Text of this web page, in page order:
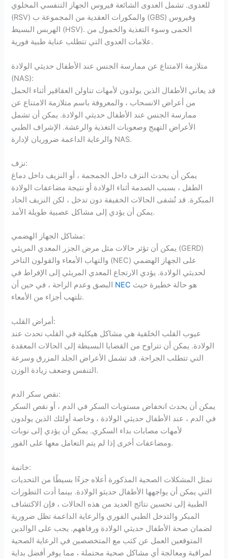
للعدوى. تشمل العدوى الشائعة فيروس الجهاز التنفسي المخلوي
(RSV) والمكورات العقدية من المجموعة ب (GBS) وفيروس
الهربس البسيط (HSV). الحمى وسوء التغذية والخمول من
علامات العدوى التي تتطلب عناية طبية فورية.
متلازمة الامتناع عن ممارسة الجنس عند الأطفال حديثي الولادة
(NAS):
قد يعاني الأطفال الذين يولدون لأمهات تناولن العقاقير أثناء الحمل
من أعراض الانسحاب ، والمعروفة باسم متلازمة الامتناع عن
ممارسة الجنس عند الأطفال حديثي الولادة. يمكن أن تشمل
الأعراض التهيج وصعوبات التغذية والرعشة. الإشراف الطبي
والرعاية الداعمة ضروريان لإدارة NAS.
نزف:
يمكن أن يحدث النزف داخل الجمجمة ، أو النزيف داخل دماغ
الطفل ، بسبب الصدمة أثناء الولادة أو نتيجة مضاعفات الولادة
المبكرة. قد تُشفى الحالات الخفيفة دون تدخل ، لكن النزيف الحاد
يمكن أن يؤدي إلى مشاكل عصبية طويلة الأمد.
مشاكل الجهاز الهضمي:
يمكن أن تؤثر حالات مثل مرض الجزر المعدي المريئي (GERD)
والتهاب الأمعاء والقولون الناخر (NEC) على الجهاز الهضمي
لحديثي الولادة. يؤدي الارتجاع المعدي المريئي إلى الإفراط في
NEC هو حالة خطيرة حيث
تلتهب أجزاء من الأمعاء.
أمراض القلب:
عيوب القلب الخلقية هي مشاكل هيكلية في القلب تحدث عند
الولادة. يمكن أن تتراوح من القضايا البسيطة إلى الحالات المعقدة
التي تتطلب الجراحة. قد تشمل الأعراض الجلد المزرق وسرعة
التنفس وضعف زيادة الوزن.
نقص سكر الدم:
يمكن أن يحدث انخفاض مستويات السكر في الدم ، أو نقص السكر
في الدم ، عند الأطفال حديثي الولادة ، وخاصة أولئك الذين يولدون
لأمهات مصابات بداء السكري. يمكن أن يؤدي إلى نوبات
ومضاعفات أخرى إذا لم يتم التعامل معها على الفور.
خاتمة:
تمثل المشكلات الصحية المذكورة أعلاه جزءًا بسيطًا من التحديات
التي يمكن أن يواجهها الأطفال حديثو الولادة. بينما أدت التطورات
الطبية إلى تحسين نتائج العديد من هذه الحالات ، فإن الاكتشاف
المبكر والتدخل الطبي الفوري والرعاية الداعمة تظل ضرورية
لضمان صحة الأطفال حديثي الولادة ورفاههم. يجب على الوالدين
المتوقعين العمل عن كثب مع المتخصصين في الرعاية الصحية
لمراقبة ومعالجة أي مشاكل صحية محتملة ، مما يوفر أفضل بداية